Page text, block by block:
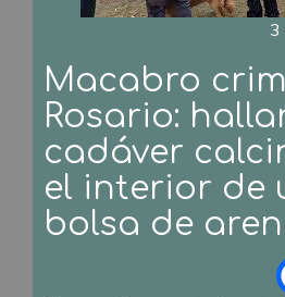
3
Macabro
Rosario:
cadáver
el interior de
bolsa de